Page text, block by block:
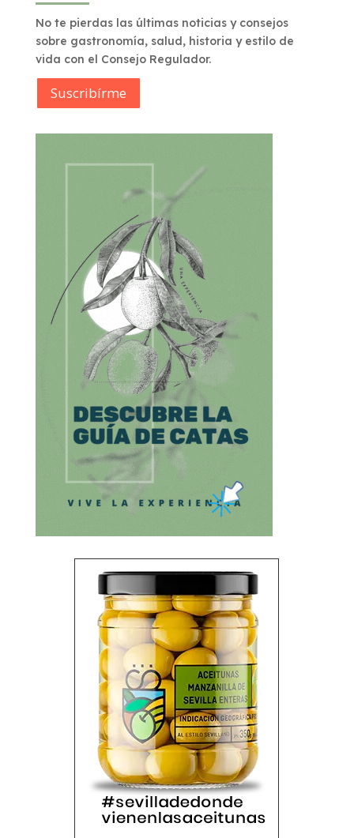
No te pierdas las últimas noticias y consejos
sobre gastronomía, salud, historia y estilo de
vida con el Consejo Regulador.
Suscribírme